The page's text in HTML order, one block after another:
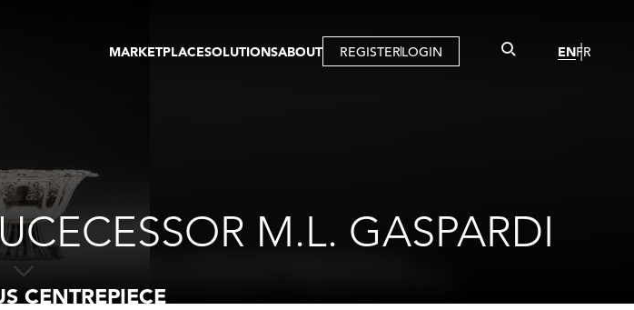
MARKETPLACESOLUTIONSABOUT REGISTERLOGIN ENFR
M.L. GASPARDI
CENTREPIECE